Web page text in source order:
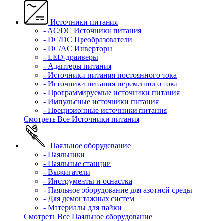
Источники питания
- AC/DC Источники питания
- DC/DC Преобразователи
- DC/AC Инверторы
- LED-драйверы
- Адаптеры питания
- Источники питания постоянного тока
- Источники питания переменного тока
- Программируемые источники питания
- Импульсные источники питания
- Прецизионные источники питания
Смотреть Все Источники питания
Паяльное оборудование
- Паяльники
- Паяльные станции
- Выжигатели
- Инструменты и оснастка
- Паяльное оборудование для азотной среды
- Для демонтажных систем
- Материалы для пайки
Смотреть Все Паяльное оборудование